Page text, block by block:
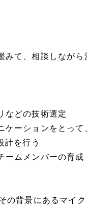
みて、相談しなが
などの技術選定
ーションをとって
計を行う
ームメンバーの育成
の背景にあるマイ